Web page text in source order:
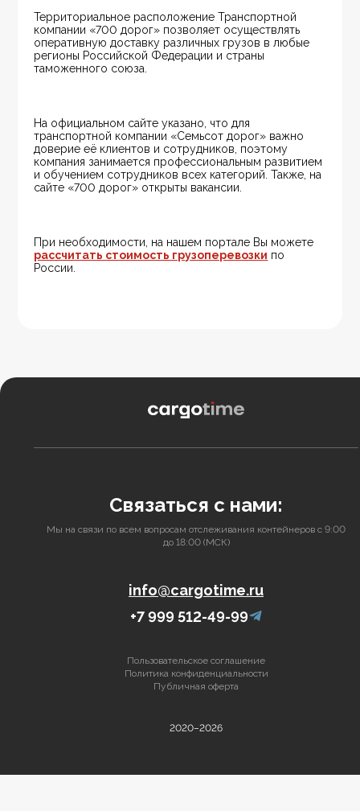
Территориальное расположение Транспортной
компании «700 дорог» позволяет осуществлять
оперативную доставку различных грузов в любые
регионы Российской Федерации и страны
таможенного союза.
На официальном сайте указано, что для
транспортной компании «Семьсот дорог» важно
доверие её клиентов и сотрудников, поэтому
компания занимается профессиональным развитием
и обучением сотрудников всех категорий. Также, на
сайте «700 дорог» открыты вакансии.
При необходимости, на нашем портале Вы можете
рассчитать стоимость грузоперевозки по
России.
Связаться с нами:
Мы на связи по всем вопросам отслеживания контейнеров с 9:00
до 18:00 (МСК)
info@cargotime.ru
+7 999 512-49-99
2020–2026
Пользовательское соглашение
Политика конфиденциальности
Публичная оферта